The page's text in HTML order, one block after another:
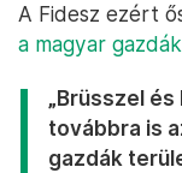
A Fidesz ezért
a magyar
„Brüsszel
továbbra is
gazdák